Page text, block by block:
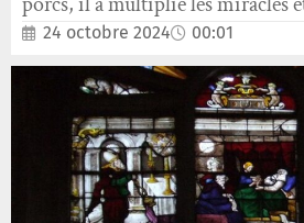
24 octobre 2024 00:01